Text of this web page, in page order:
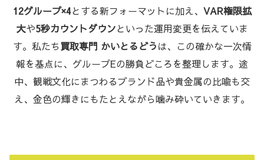
12グループ×4とする新フォーマットに加え、 VAR権限拡
大や5秒カウントダウンといった運用変更を伝えていま
す。私たち買取専門 かいとるどうは、この確かな一次情
報を基点に、グループEの勝負どころを整理します。途
中、観戦文化にまつわるブランド品や貴金属の比喩も交
え、金色の輝きにもたとえながら噛み砕いていきます。